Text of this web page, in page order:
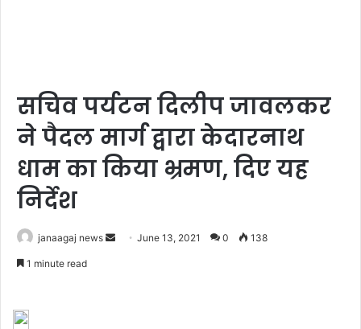
सचिव पर्यटन दिलीप जावलकर
ने पैदल मार्ग द्वारा केदारनाथ
धाम का किया भ्रमण, दिए यह
निर्देश
janaagaj news
SendJune 13, 2021 0 138
1 minute read